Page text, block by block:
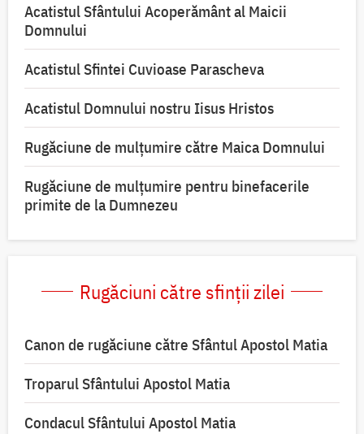
Acatistul Sfântului Acoperământ al Maicii
Domnului
Acatistul Sfintei Cuvioase Parascheva
Acatistul Domnului nostru Iisus Hristos
Rugăciune de mulţumire către Maica Domnului
Rugăciune de mulțumire pentru binefacerile
primite de la Dumnezeu
Rugăciuni către sfinții zilei
Canon de rugăciune către Sfântul Apostol Matia
Troparul Sfântului Apostol Matia
Condacul Sfântului Apostol Matia